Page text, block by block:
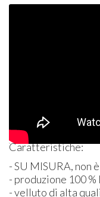
Caratteristiche:
- SU MISURA, non
- produzione 100 %
- velluto di alta